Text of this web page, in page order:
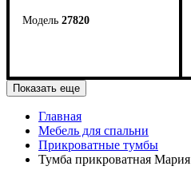
27820
Высота: 40 см
Глубина: 40 см
Показать еще
Главная
Мебель для спальни
Прикроватные тумбы
Тумба прикроватная Мария